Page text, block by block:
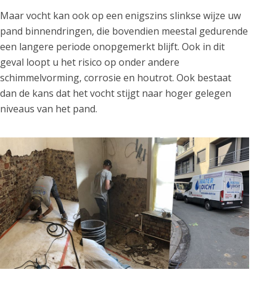
Maar vocht kan ook op een enigszins slinkse wijze uw
pand binnendringen, die bovendien meestal gedurende
een langere periode onopgemerkt blijft. Ook in dit
geval loopt u het risico op onder andere
schimmelvorming, corrosie en houtrot. Ook bestaat
dan de kans dat het vocht stijgt naar hoger gelegen
niveaus van het pand.